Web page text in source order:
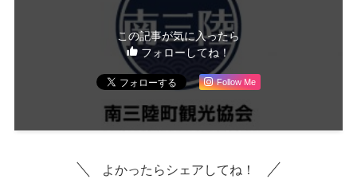
この記事が気に入ったら
フォローしてね！
Follow Me
よかったらシェアしてね！